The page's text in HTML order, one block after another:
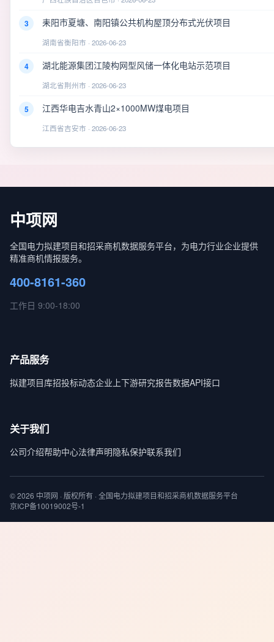
3 耒阳市夏塘、南阳镇公共机构屋顶分布式光伏项目
湖南省衡阳市 · 2026-06-23
4 湖北能源集团江陵构网型风储一体化电站示范项目
湖北省荆州市 · 2026-06-23
5 江西华电吉水青山2×1000MW煤电项目
江西省吉安市 · 2026-06-23
中项网
全国电力拟建项目和招采商机数据服务平台，为电力行业企业提供
精准商机情报服务。
400-8161-360
工作日 9:00-18:00
产品服务
拟建项目库招投标动态企业上下游研究报告数据API接口
关于我们
公司介绍帮助中心法律声明隐私保护联系我们
© 2026 中项网 · 版权所有 · 全国电力拟建项目和招采商机数据服务平台
京ICP备10019002号-1